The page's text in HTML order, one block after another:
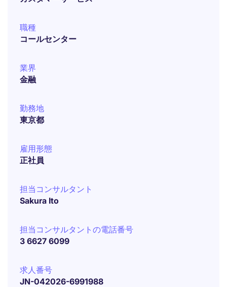
職種
コールセンター
業界
金融
勤務地
東京都
雇用形態
正社員
担当コンサルタント
Sakura Ito
担当コンサルタントの電話番号
3 6627 6099
求人番号
JN-042026-6991988